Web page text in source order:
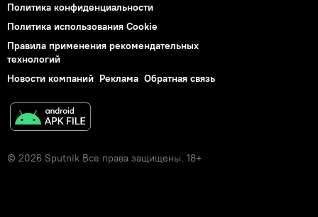
Политика конфиденциальности
Политика использования Cookie
Правила применения рекомендательных
технологий
Новости компаний Реклама Обратная связь
© 2026 Sputnik Все права защищены. 18+